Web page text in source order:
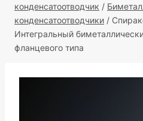
конденсатоотводчик /
конденсатоотводчики /
Интегральный
фланцевого типа